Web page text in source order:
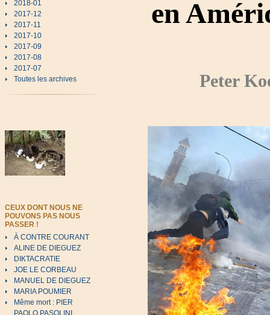
2018-01
2017-12
2017-11
2017-10
2017-09
2017-08
2017-07
Toutes les archives
CEUX DONT NOUS NE
POUVONS PAS NOUS
PASSER !
À CONTRE COURANT
ALINE DE DIEGUEZ
DIKTACRATIE
JOE LE CORBEAU
MANUEL DE DIEGUEZ
MARIA POUMIER
Même mort : PIER
en
Peter